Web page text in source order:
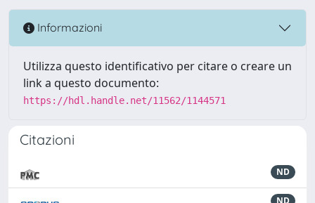
Informazioni
Utilizza questo identificativo per citare o creare un
link a questo documento:
https://hdl.handle.net/11562/1144571
Citazioni
ND